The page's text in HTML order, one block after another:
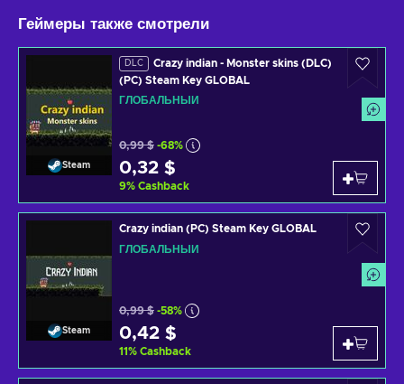
Геймеры также смотрели
Steam
DLC
Crazy indian - Monster skins (DLC)
(PC) Steam Key GLOBAL
ГЛОБАЛЬНЫЙ
0,99 $ -68%
0,32 $
9% Cashback
Steam
Crazy indian (PC) Steam Key GLOBAL
ГЛОБАЛЬНЫЙ
0,99 $ -58%
0,42 $
11% Cashback